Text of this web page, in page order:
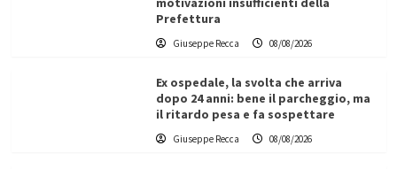
Prefettura
Giuseppe Recca 08/08/2026
Ex ospedale, la svolta che arriva
dopo 24 anni: bene il parcheggio, ma
il ritardo pesa e fa sospettare
Giuseppe Recca 08/08/2026